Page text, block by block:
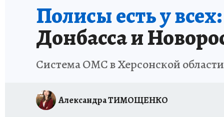
РАДИО КП ТЕСТЫ
Полисы есть у всех:
Донбасса и
Система ОМС в Херсонской
Александра ТИМОЩЕНКО